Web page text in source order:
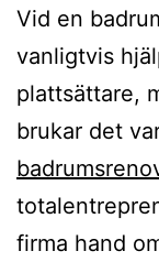
Vid en
vanligtvis
plattsättare,
brukar det
firma hand